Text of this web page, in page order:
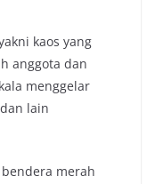
kaos yang
anggota dan
menggelar
lain
merah